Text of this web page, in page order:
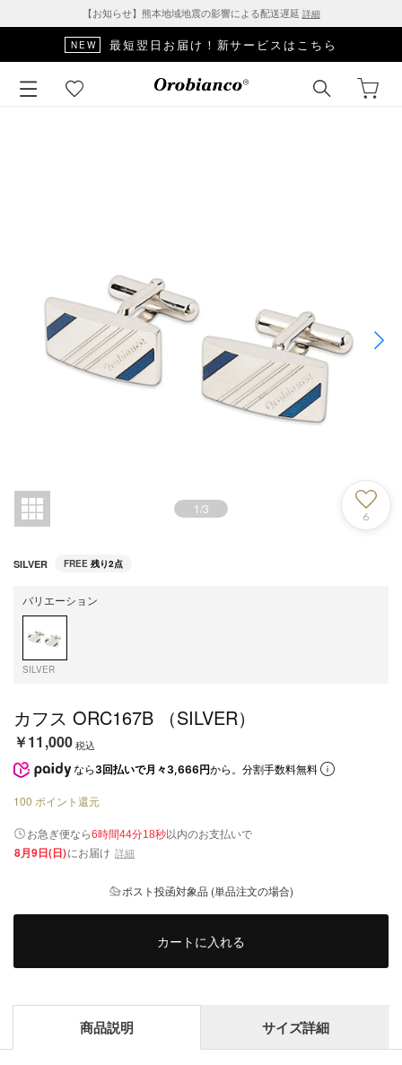
【お知らせ】熊本地域地震の影響による配送遅延 詳細
NEW 最短翌日お届け！新サービスはこちら
1/3
6
SILVER FREE 残り2点
バリエーション
SILVER
カフス ORC167B （SILVER）
￥11,000税込
なら 3回払いで月々3,666円から。分割手数料無料
100 ポイント還元
お急ぎ便なら6時間44分18秒以内のお支払いで
8月9日(日)にお届け 詳細
ポスト投函対象品 (単品注文の場合)
カートに入れる
商品説明 サイズ詳細